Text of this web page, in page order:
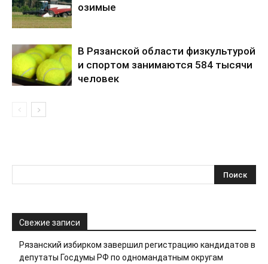
озимые
В Рязанской области физкультурой
и спортом занимаются 584 тысячи
человек
Свежие записи
Рязанский избирком завершил регистрацию кандидатов в
депутаты Госдумы РФ по одномандатным округам